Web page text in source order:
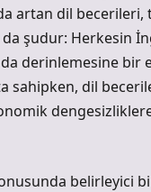
artan dil
şudur: Herkesin
derinlemesine bir
dil
belirleyici